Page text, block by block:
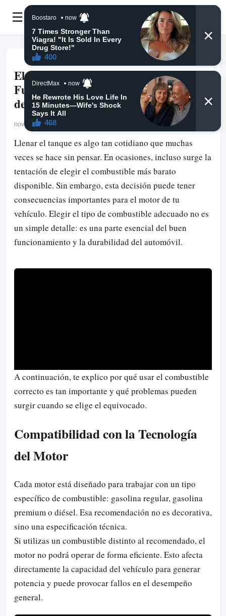
☰
El Combustible Correcto: Por Qué Es
Fundamental para la Vida del Motor
de Tu Automóvil
noviembre 16, 2025
Llenar el tanque es algo tan cotidiano que muchas
veces se hace sin pensar. En ocasiones, incluso surge la
tentación de elegir el combustible más barato
disponible. Sin embargo, esta decisión puede tener
consecuencias importantes para el motor de tu
vehículo. Elegir el tipo de combustible adecuado no es
un simple detalle: es una parte esencial del buen
funcionamiento y la durabilidad del automóvil.
A continuación, te explico por qué usar el combustible
correcto es tan importante y qué problemas pueden
surgir cuando se elige el equivocado.
Compatibilidad con la Tecnología
del Motor
Cada motor está diseñado para trabajar con un tipo
específico de combustible: gasolina regular, gasolina
premium o diésel. Esa recomendación no es decorativa,
sino una especificación técnica.
Si utilizas un combustible distinto al recomendado, el
motor no podrá operar de forma eficiente. Esto afecta
directamente la capacidad del vehículo para generar
potencia y puede provocar fallos en el desempeño
general.